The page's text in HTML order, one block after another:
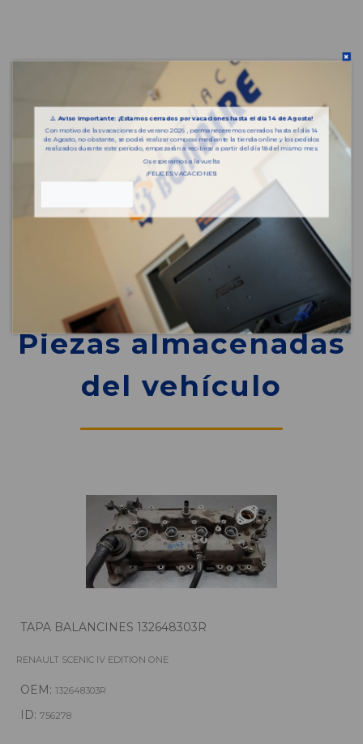
Piezas almacenadas
del vehículo
TAPA BALANCINES 132648303R
RENAULT SCENIC IV EDITION ONE
OEM: 132648303R
ID: 756278
⚠️Aviso importante: ¡Estamos cerrados por vacaciones hasta el día 14 de Agosto!
Con motivo de las vacaciones de verano 2026 , permaneceremos cerrados hasta el día 14
de Agosto, no obstante, se podrá realizar compras mediante la tienda online y los pedidos
realizados durante este periodo, empezarán a recibirse a partir del día 18 del mismo mes.
Os esperamos a la vuelta
¡FELICES VACACIONES!